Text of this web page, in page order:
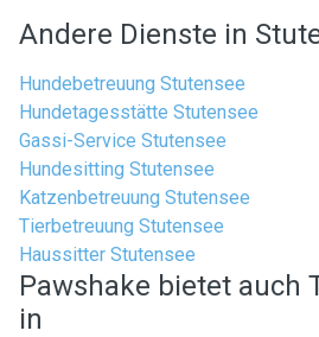
Andere Dienste in
Hundebetreuung Stutensee
Hundetagesstätte Stutensee
Gassi-Service Stutensee
Hundesitting Stutensee
Katzenbetreuung Stutensee
Tierbetreuung Stutensee
Haussitter Stutensee
Pawshake bietet auch
in